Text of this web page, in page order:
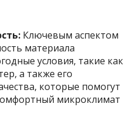
Ключевым аспектом
материала
условия, такие как
а также его
которые помогут
микроклимат